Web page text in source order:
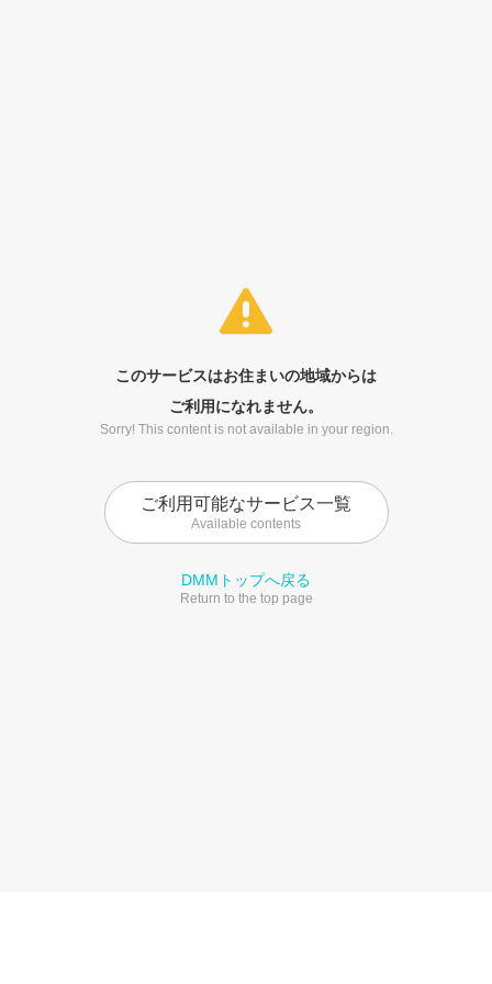
このサービスはお住まいの地域からは
ご利用になれません。
Sorry! This content is not available in your region.
ご利用可能なサービス一覧
Available contents
DMMトップへ戻る
Return to the top page